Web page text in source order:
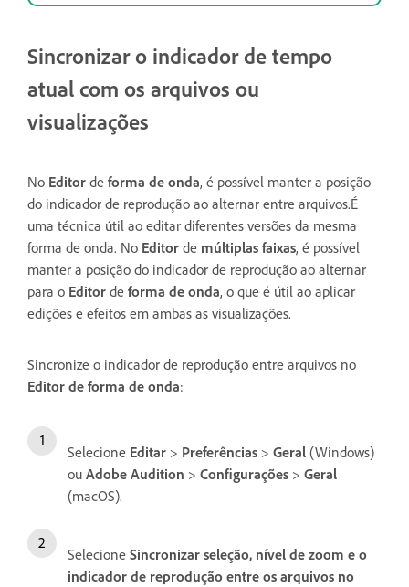
Sincronizar o indicador de tempo
atual com os arquivos ou
visualizações
No Editor de forma de onda, é possível manter a posição
do indicador de reprodução ao alternar entre arquivos.É
uma técnica útil ao editar diferentes versões da mesma
forma de onda. No Editor de múltiplas faixas, é possível
manter a posição do indicador de reprodução ao alternar
para o Editor de forma de onda, o que é útil ao aplicar
edições e efeitos em ambas as visualizações.
Sincronize o indicador de reprodução entre arquivos no
Editor de forma de onda:
Selecione Editar > Preferências > Geral (Windows)
ou Adobe Audition > Configurações > Geral
(macOS).
Selecione Sincronizar seleção, nível de zoom e o
indicador de reprodução entre os arquivos no